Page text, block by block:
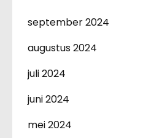
september 2024
augustus 2024
juli 2024
juni 2024
mei 2024